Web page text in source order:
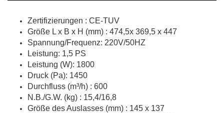
Zertifizierungen : CE-TUV
Größe L x B x H (mm) : 474,5x 369,5 x 447
Spannung/Frequenz: 220V/50HZ
Leistung: 1,5 PS
Leistung (W): 1800
Druck (Pa): 1450
Durchfluss (m³/h) : 600
N.B./G.W. (kg) : 15,4/16,8
Größe des Auslasses (mm) : 145 x 137